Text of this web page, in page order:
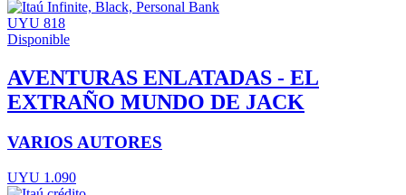
UYU 818
Disponible
AVENTURAS ENLATADAS - EL
EXTRAÑO MUNDO DE JACK
VARIOS AUTORES
UYU 1.090